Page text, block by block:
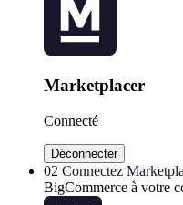
Marketplacer
Connecté
Déconnecter
02 Connectez
BigCommerce à votre